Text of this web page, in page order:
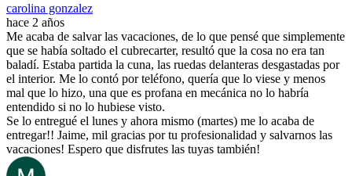
carolina gonzalez
hace 2 años
Me acaba de salvar las vacaciones, de lo que pensé que simplemente
que se había soltado el cubrecarter, resultó que la cosa no era tan
baladí. Estaba partida la cuna, las ruedas delanteras desgastadas por
el interior. Me lo contó por teléfono, quería que lo viese y menos
mal que lo hizo, una que es profana en mecánica no lo habría
entendido si no lo hubiese visto.
Se lo entregué el lunes y ahora mismo (martes) me lo acaba de
entregar!! Jaime, mil gracias por tu profesionalidad y salvarnos las
vacaciones! Espero que disfrutes las tuyas también!